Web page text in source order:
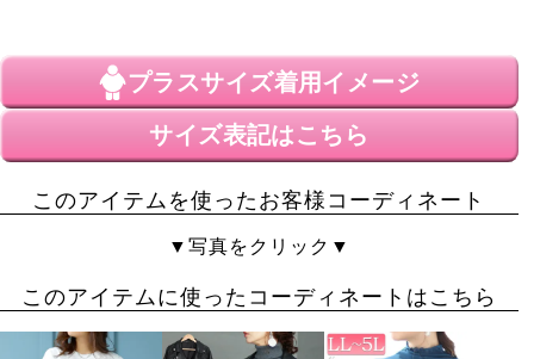
プラスサイズ着用イメージ
サイズ表記はこちら
このアイテムを使ったお客様コーディネート
▼写真をクリック▼
このアイテムに使ったコーディネートはこちら